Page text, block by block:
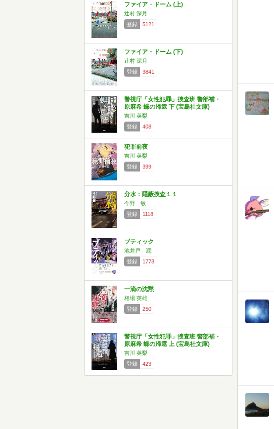
ファイア・ドーム (上)
辻村 深月
登録
5121
ファイア・ドーム (下)
辻村 深月
登録
3841
警視庁「女性犯罪」捜査班 警部補・
原麻希 蝶の帰還 下 (宝島社文庫)
吉川 英梨
登録
408
犯罪前夜
吉川 英梨
登録
399
分水：隠蔽捜査１１
今野 敏
登録
1118
ブティック
池井戸 潤
登録
1778
一滴の沈黙
相場 英雄
登録
250
警視庁「女性犯罪」捜査班 警部補・
原麻希 蝶の帰還 上 (宝島社文庫)
吉川 英梨
登録
423